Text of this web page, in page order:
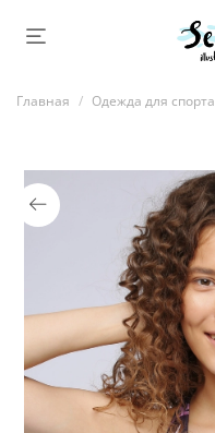
Главная Одежда для спорта